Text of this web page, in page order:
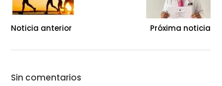
Noticia anterior Próxima noticia
Sin comentarios